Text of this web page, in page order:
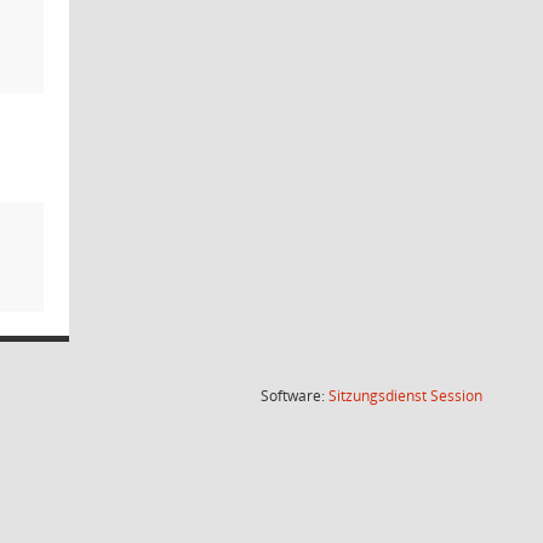
Software:SitzungsdienstSession(Wird in